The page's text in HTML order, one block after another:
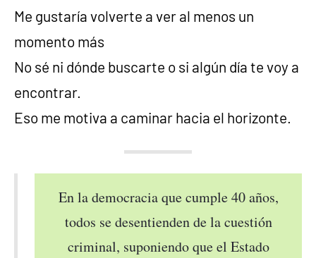
Me gustaría volverte a ver al menos un
momento más
No sé ni dónde buscarte o si algún día te voy a
encontrar.
Eso me motiva a caminar hacia el horizonte.
En la democracia que cumple 40 años,
todos se desentienden de la cuestión
criminal, suponiendo que el Estado